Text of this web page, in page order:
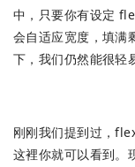
中，只要你有设定
会自适应宽度，填满
下，我们仍然能很轻
刚刚我们提到过，
这裡你就可以看到